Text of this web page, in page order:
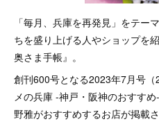
「毎月、兵庫を再発見」をテー
ちを盛り上げる人やショップを
奥さま手帳』。
創刊600号となる2023年7月号
メの兵庫 -神戸・阪神のおすす
野雅がおすすめするお店が掲載さ